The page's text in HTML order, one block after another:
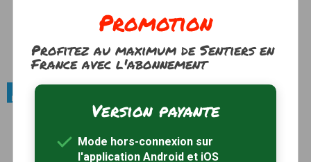
puissants contreforts soutenant des tourelles
intégrées au couronnement de mâchicoulis, la
précède.
Photos Voir le site
Patrimoine bâti / Eglises
Abbatiale Saint-Yved de Braine
L’abbatiale Saint-Yved est une église de
nécropole des comtes de Dreux
Promotion
Profitez au maximum de Sentiers en
France avec l'abonnement
Version payante
Mode hors-connexion sur
l'application Android et iOS